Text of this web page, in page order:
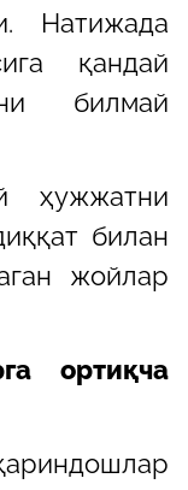
Натижада
қандай
билмай
ҳужжатни
билан
жойлар
ортиқча